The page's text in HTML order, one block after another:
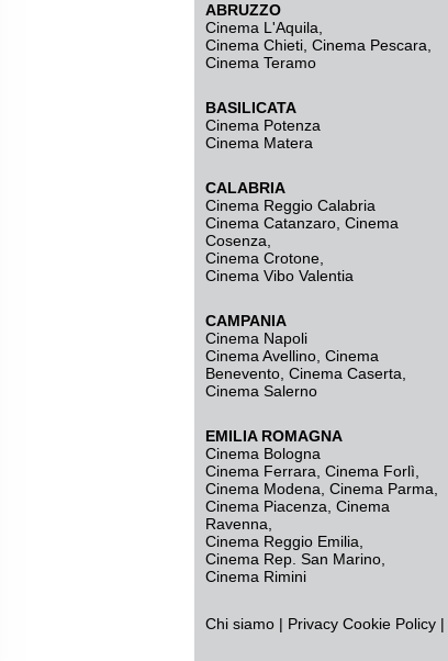
ABRUZZO
Cinema L'Aquila
Cinema Chieti, Cinema Pescara,
Cinema Teramo
BASILICATA
Cinema Potenza
Cinema Matera
CALABRIA
Cinema Reggio Calabria
Cinema Catanzaro Cinema
Cosenza
Cinema Crotone
Cinema Vibo Valentia
CAMPANIA
Cinema Napoli
Cinema Avellino Cinema
Benevento Cinema Caserta
Cinema Salerno
EMILIA ROMAGNA
Cinema Bologna
Cinema Ferrara Cinema Forlì
Cinema Modena Cinema Parma
Cinema Piacenza Cinema
Ravenna
Cinema Reggio Emilia
Cinema Rep. San Marino
Cinema Rimini
Chi siamo | Privacy Cookie Policy |